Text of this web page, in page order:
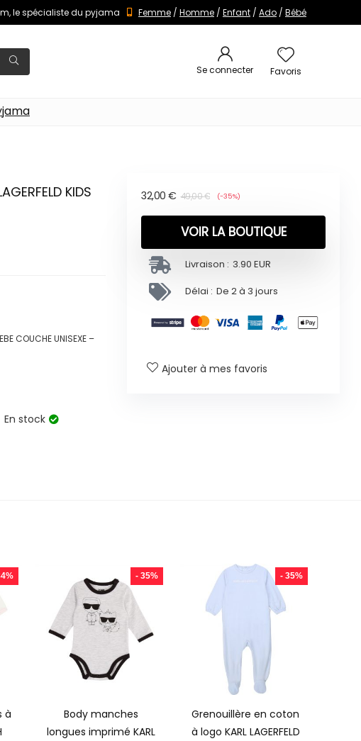
le spécialiste du pyjama Femme / Homme / Enfant / Ado / Bébé
Se connecter Favoris
KIDS
COUCHE UNISEXE –
En stock
49,00€
32,00 € (-35%)
VOIR LA BOUTIQUE
Livraison : 3.90 EUR
Délai : De 2 à 3 jours
Ajouter à mes favoris
à
- 35%
Body manches
longues imprimé KARL
- 35%
Grenouillère en coton
à logo KARL LAGERFELD